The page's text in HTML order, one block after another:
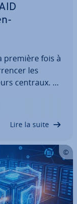
première fois à
les
centraux. La
RAID
Lire la suite